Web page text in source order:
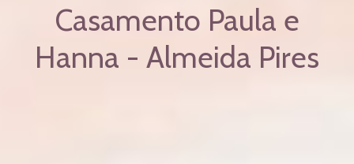
Casamento Paula e
Hanna - Almeida Pires